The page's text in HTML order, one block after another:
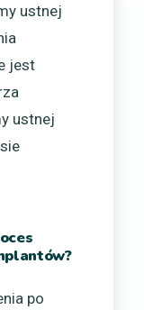
ustnej
jest
ustnej
po